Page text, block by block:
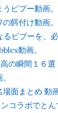
ビブー動画。
餌付け動画。
るビブーを、
動画。
の瞬間１６選
面まとめ 動画
コラボでとん